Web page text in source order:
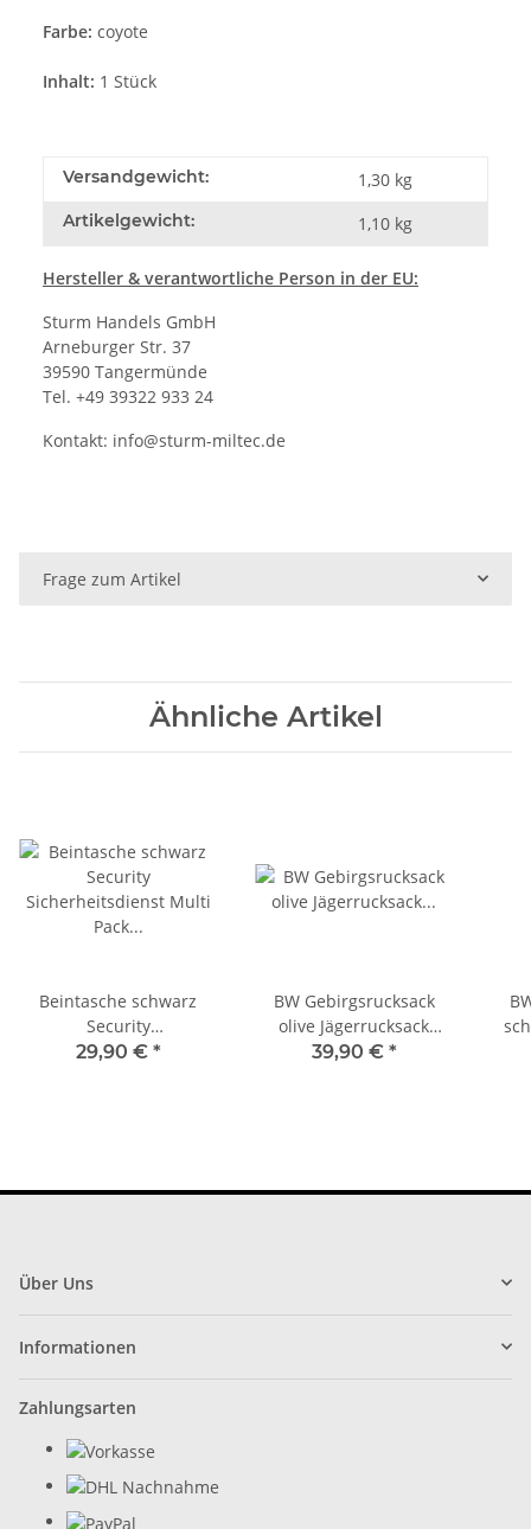
Farbe: coyote
Inhalt: 1 Stück
Versandgewicht: 1,30 kg
Artikelgewicht: 1,10 kg
Hersteller & verantwortliche Person in der EU:
Sturm Handels GmbH
Arneburger Str. 37
39590 Tangermünde
Tel. +49 39322 933 24
Kontakt: info@sturm-miltec.de
Frage zum Artikel
Ähnliche Artikel
Beintasche schwarz
Security
Sicherheitsdienst Multi
29,90 € *
BW Gebirgsrucksack
olive Jägerrucksack
Gebirgsjäger Jagd
39,90 € *
Über Uns
Informationen
Zahlungsarten